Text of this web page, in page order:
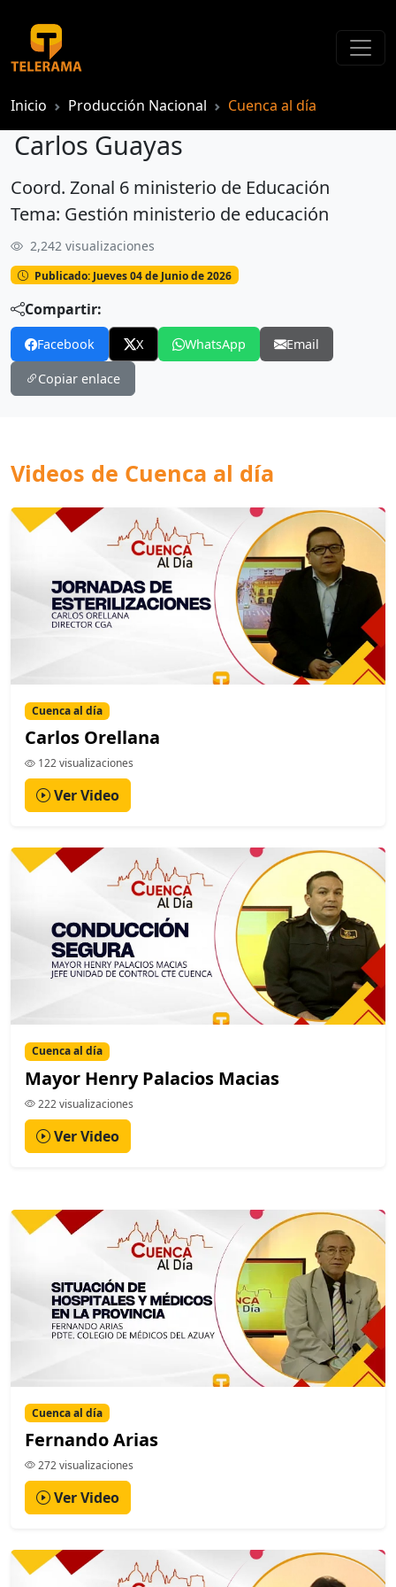
Inicio Producción Nacional Cuenca al día
Carlos Guayas
Carlos Guayas
Coord. Zonal 6 ministerio de Educación
Tema: Gestión ministerio de educación
2,242 visualizaciones
Publicado: Jueves 04 de Junio de 2026
Compartir:
Facebook X WhatsApp Email
Copiar enlace
Videos de Cuenca al día
Cuenca al día
Carlos Orellana
122 visualizaciones
Ver Video
Cuenca al día
Mayor Henry Palacios Macias
222 visualizaciones
Ver Video
Cuenca al día
Fernando Arias
272 visualizaciones
Ver Video